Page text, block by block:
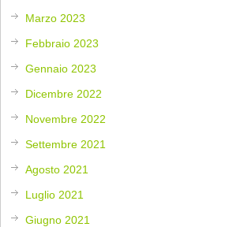
Marzo 2023
Febbraio 2023
Gennaio 2023
Dicembre 2022
Novembre 2022
Settembre 2021
Agosto 2021
Luglio 2021
Giugno 2021